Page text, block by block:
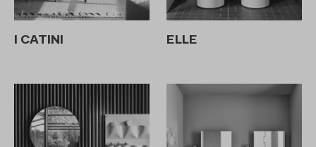
I CATINI ELLE